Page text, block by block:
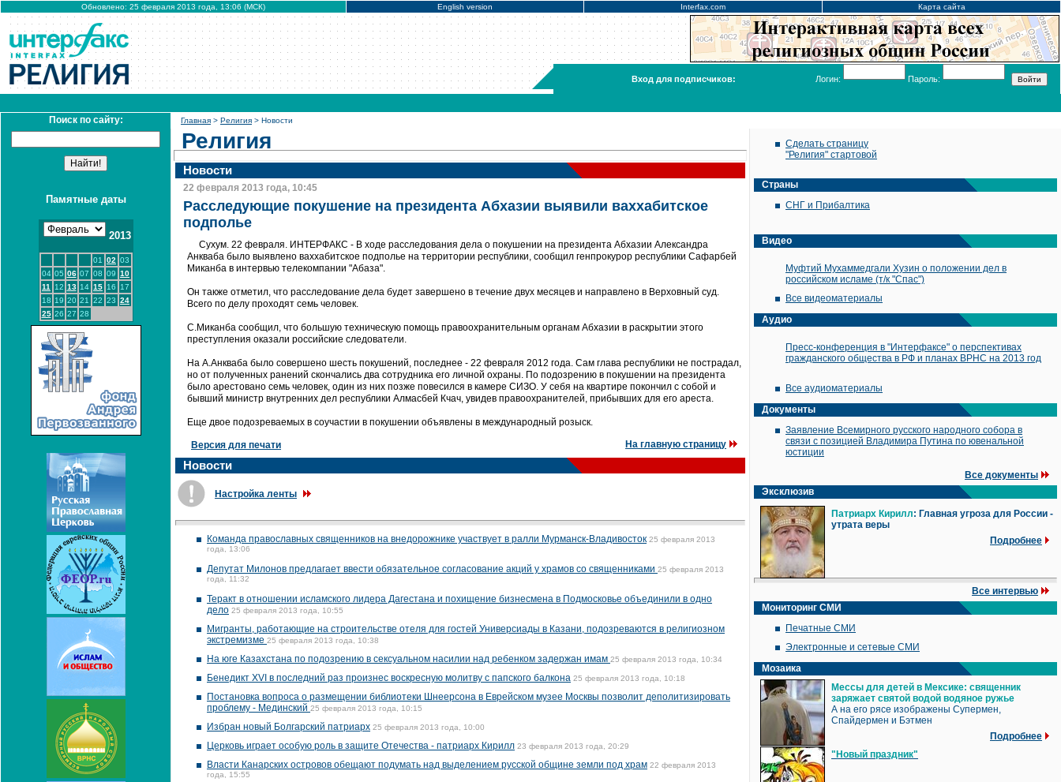
Обновлено: 25 февраля 2013 года, 13:06 (МСК) English version Interfax.com Карта сайта
Вход для подписчиков: Логин: Пароль:
Поиск по сайту:
Памятные даты
2013
01 02 03
04 05 06 07 08 09 10
11
12 13 14 15 16
17
18 19 20 21 22 23 24
25 26 27 28
Главная > Религия > Новости
Религия
Новости
22 февраля 2013 года, 10:45
Расследующие покушение на президента Абхазии выявили ваххабитское
подполье
Сухум. 22 февраля. ИНТЕРФАКС - В ходе расследования дела о покушении на президента Абхазии Александра
Анкваба было выявлено ваххабитское подполье на территории республики, сообщил генпрокурор республики Сафарбей
Миканба в интервью телекомпании "Абаза".
Он также отметил, что расследование дела будет завершено в течение двух месяцев и направлено в Верховный суд.
Всего по делу проходят семь человек.
С.Миканба сообщил, что большую техническую помощь правоохранительным органам Абхазии в раскрытии этого
преступления оказали российские следователи.
На А.Анкваба было совершено шесть покушений, последнее - 22 февраля 2012 года. Сам глава республики не пострадал,
но от полученных ранений скончались два сотрудника его личной охраны. По подозрению в покушении на президента
было арестовано семь человек, один из них позже повесился в камере СИЗО. У себя на квартире покончил с собой и
бывший министр внутренних дел республики Алмасбей Кчач, увидев правоохранителей, прибывших для его ареста.
Еще двое подозреваемых в соучастии в покушении объявлены в международный розыск.
Версия для печати На главную страницу
Новости
Настройка ленты
Команда православных священников на внедорожнике участвует в ралли Мурманск-Владивосток 25 февраля 2013
года, 13:06
Депутат Милонов предлагает ввести обязательное согласование акций у храмов со священниками 25 февраля 2013
года, 11:32
Теракт в отношении исламского лидера Дагестана и похищение бизнесмена в Подмосковье объединили в одно
дело 25 февраля 2013 года, 10:55
Мигранты, работающие на строительстве отеля для гостей Универсиады в Казани, подозреваются в религиозном
экстремизме 25 февраля 2013 года, 10:38
На юге Казахстана по подозрению в сексуальном насилии над ребенком задержан имам 25 февраля 2013 года, 10:34
Бенедикт XVI в последний раз произнес воскресную молитву с папского балкона 25 февраля 2013 года, 10:18
Постановка вопроса о размещении библиотеки Шнеерсона в Еврейском музее Москвы позволит деполитизировать
проблему - Мединский 25 февраля 2013 года, 10:15
Избран новый Болгарский патриарх 25 февраля 2013 года, 10:00
Церковь играет особую роль в защите Отечества - патриарх Кирилл 23 февраля 2013 года, 20:29
Власти Канарских островов обещают подумать над выделением русской общине земли под храм 22 февраля 2013
года, 15:55
Сделать страницу
"Религия" стартовой
Страны
СНГ и Прибалтика
Видео
Муфтий Мухаммедгали Хузин о положении дел в
российском исламе (т/к "Спас")
Все видеоматериалы
Аудио
Пресс-конференция в "Интерфаксе" о перспективах
гражданского общества в РФ и планах ВРНС на 2013 год
Все аудиоматериалы
Документы
Заявление Всемирного русского народного собора в
связи с позицией Владимира Путина по ювенальной
юстиции
Все документы
Эксклюзив
Патриарх Кирилл: Главная угроза для России -
утрата веры
Подробнее
Все интервью
Мониторинг СМИ
Печатные СМИ
Электронные и сетевые СМИ
Мозаика
Мессы для детей в Мексике: священник
заряжает святой водой водяное ружье
А на его рясе изображены Супермен,
Спайдермен и Бэтмен
Подробнее
"Новый праздник"